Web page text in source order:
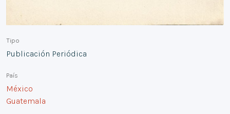
Tipo
Publicación Periódica
País
México
Guatemala